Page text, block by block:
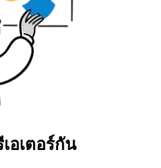
อเตอร์กัน